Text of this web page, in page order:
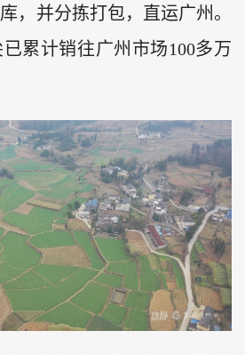
，并分拣打包，直运广州。
累计销往广州市场100多万